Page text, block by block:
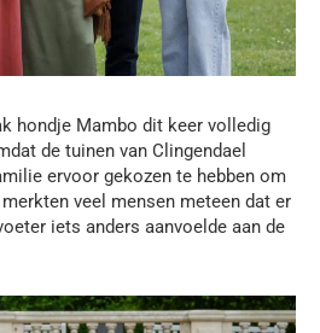
hondje Mambo dit keer volledig
de tuinen van Clingendael
ervoor gekozen te hebben om
veel mensen meteen dat er
iets anders aanvoelde aan de